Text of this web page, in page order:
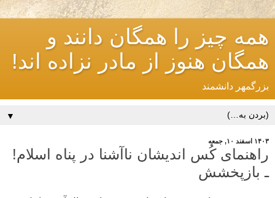
همه چیز را همگان دانند و
همگان هنوز از مادر نزاده اند!
بزرگمهر دانشمند
▼
۱۴۰۳ اسفند ۱۰, جمعه
راهنمای کُس اندیشان ناآشنا در پناه اسلام!
ـ بازپخشش